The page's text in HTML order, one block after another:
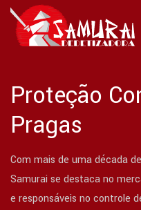
Proteção
Pragas
Com mais de uma década
Samurai se destaca no
e responsáveis no controle